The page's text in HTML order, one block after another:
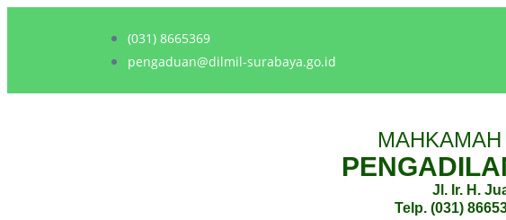
(031) 8665369
pengaduan@dilmil-surabaya.go.id
Jl. Ir. H.
Telp. (031)